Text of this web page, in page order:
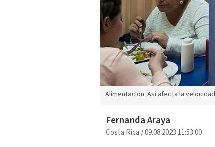
Alimentación: Así afecta la
Fernanda Araya
Costa Rica/09.08.2023 11:53:00